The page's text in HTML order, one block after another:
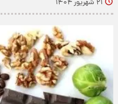
۲۱ شهریور ۱۴۰۴